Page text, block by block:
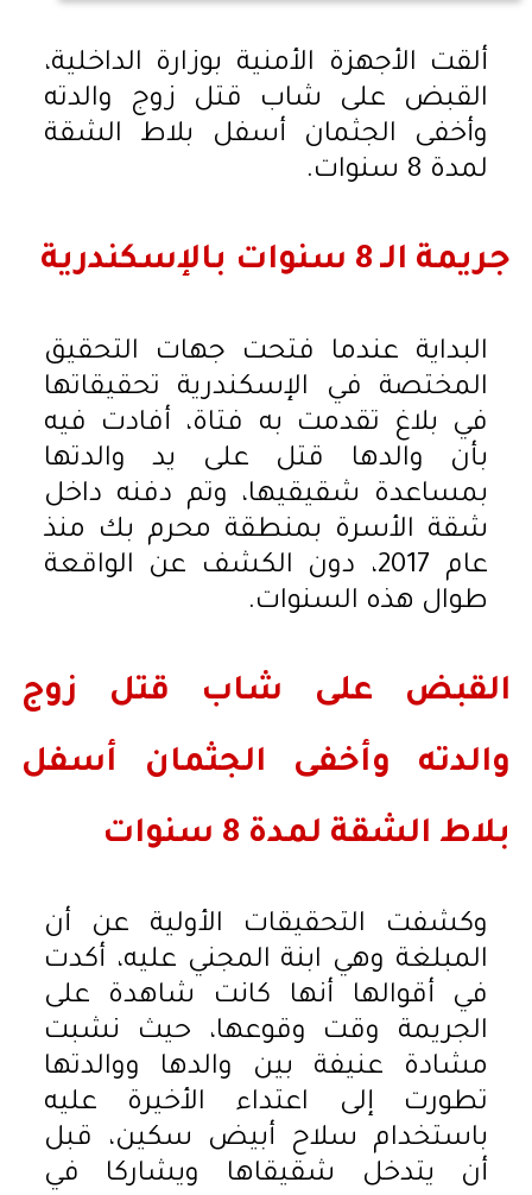
ألقت الأجهزة الأمنية بوزارة الداخلية،
القبض على شاب قتل زوج والدته
وأخفى الجثمان أسفل بلاط الشقة
لمدة 8 سنوات.
جريمة الـ 8 سنوات بالإسكندرية
البداية عندما فتحت جهات التحقيق
المختصة في الإسكندرية تحقيقاتها
في بلاغ تقدمت به فتاة، أفادت فيه
بأن والدها قتل على يد والدتها
بمساعدة شقيقيها، وتم دفنه داخل
شقة الأسرة بمنطقة محرم بك منذ
عام 2017، دون الكشف عن الواقعة
طوال هذه السنوات.
القبض على شاب قتل زوج
والدته وأخفى الجثمان أسفل
بلاط الشقة لمدة 8 سنوات
وكشفت التحقيقات الأولية عن أن
المبلغة وهي ابنة المجني عليه، أكدت
في أقوالها أنها كانت شاهدة على
الجريمة وقت وقوعها، حيث نشبت
مشادة عنيفة بين والدها ووالدتها
تطورت إلى اعتداء الأخيرة عليه
باستخدام سلاح أبيض سكين، قبل
أن يتدخل شقيقاها ويشاركا في